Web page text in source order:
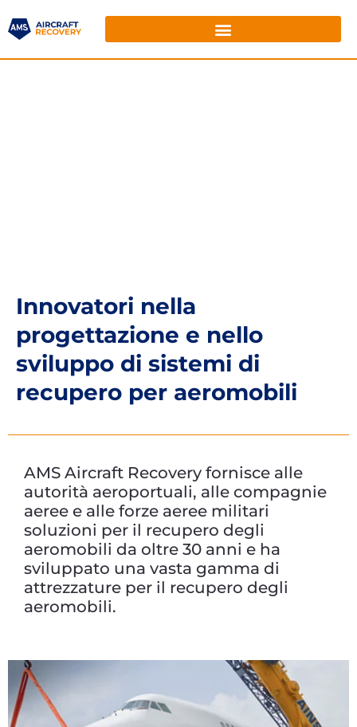
Innovatori nella
progettazione e nello
sviluppo di sistemi di
recupero per aeromobili
AMS Aircraft Recovery fornisce alle
autorità aeroportuali, alle compagnie
aeree e alle forze aeree militari
soluzioni per il recupero degli
aeromobili da oltre 30 anni e ha
sviluppato una vasta gamma di
attrezzature per il recupero degli
aeromobili.